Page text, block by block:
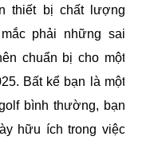
thiết bị chất lượng
phải những sai
chuẩn bị cho một
Bất kể bạn là một
bình thường, bạn
hữu ích trong việc